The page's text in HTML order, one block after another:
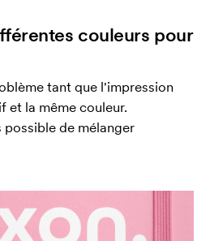
couleurs pour
tant que l'impression
et la même couleur.
de mélanger